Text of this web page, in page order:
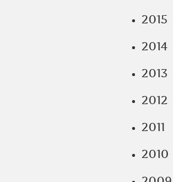
2015
2014
2013
2012
2011
2010